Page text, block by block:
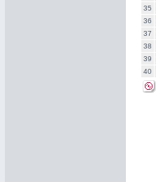
35
36
37
38
39
40